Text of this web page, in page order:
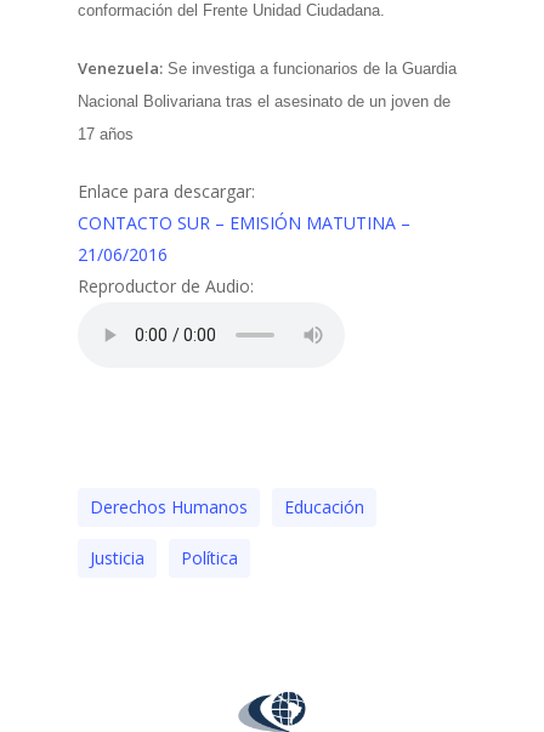
conformación del Frente Unidad Ciudadana.
Venezuela: Se investiga a funcionarios de la Guardia
Nacional Bolivariana tras el asesinato de un joven de
17 años
Enlace para descargar:
CONTACTO SUR – EMISIÓN MATUTINA –
21/06/2016
Reproductor de Audio:
Derechos Humanos Educación
Justicia Polí­tica